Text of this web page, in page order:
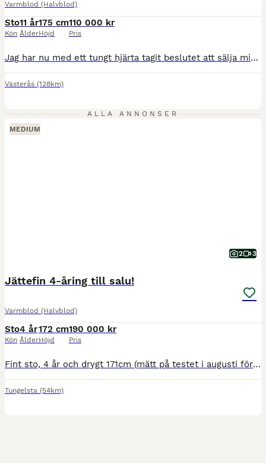
Varmblod (Halvblod)
Sto
Kön
11 år
Ålder
175 cm
Höjd
110 000 kr
Pris
Jag har nu med ett tungt hjärta tagit beslutet att sälja min fantastiska Pisan efter 5 år tillsammans. PGA tidsbrist där jag både jobbat och pluggat på heltid, så har hon inte tävlats så mycket under senaste åren. Pisan är en dam med ett hjärta av guld som alltid gör sitt bästa och blir lite det man gör henne till. Hon är mycket snäll, okomplicerad och trevlig i all hante
Västerås (128km)
ALLA ANNONSER
MEDIUM
2 3
Jättefin 4-åring till salu!
Varmblod (Halvblod)
Sto
Kön
4 år
Ålder
172 cm
Höjd
190 000 kr
Pris
Fint sto, 4 år och drygt 171cm (mätt på testet i augusti förra året) e. Enelskey X Cornetto. Jättetrevligt temperament! Visad på Unghästtestet i slutet på sommaren 2025 där hon fick Hoppdiplom med poä
Tungelsta (54km)